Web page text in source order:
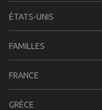
ÉTATS-UNIS
FAMILLES
FRANCE
GRÈCE